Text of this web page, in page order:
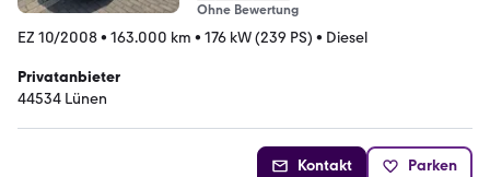
Ohne Bewertung
EZ 10/2008• 163.000 km • 176 kW (239 PS) • Diesel
Privatanbieter
44534 Lünen
Kontakt Parken